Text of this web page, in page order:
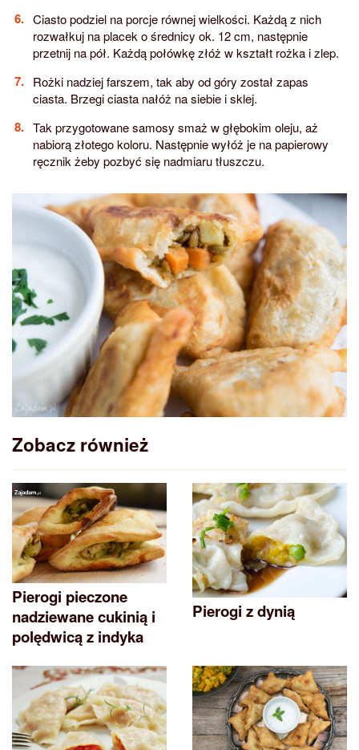
Ciasto podziel na porcje równej wielkości. Każdą z nich
rozwałkuj na placek o średnicy ok. 12 cm, następnie
przetnij na pół. Każdą połówkę złóż w kształt rożka i zlep.
Rożki nadziej farszem, tak aby od góry został zapas
ciasta. Brzegi ciasta nałóż na siebie i sklej.
Tak przygotowane samosy smaż w głębokim oleju, aż
nabiorą złotego koloru. Następnie wyłóż je na papierowy
ręcznik żeby pozbyć się nadmiaru tłuszczu.
Zobacz również
Pierogi pieczone
nadziewane cukinią i
polędwicą z indyka
Pierogi z dynią